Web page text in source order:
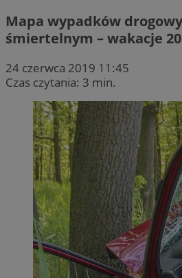
Mapa wypadków
śmiertelnym – wakacje
24 czerwca 2019 11:45
Czas czytania: 3 min.